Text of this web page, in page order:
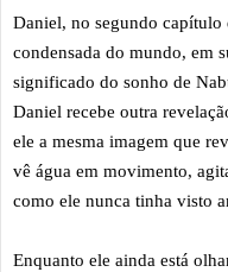
Daniel, no segundo capítulo
condensada do mundo, em
significado do sonho de
Daniel recebe outra
ele a mesma imagem que
vê água em movimento,
como ele nunca tinha visto
Enquanto ele ainda está